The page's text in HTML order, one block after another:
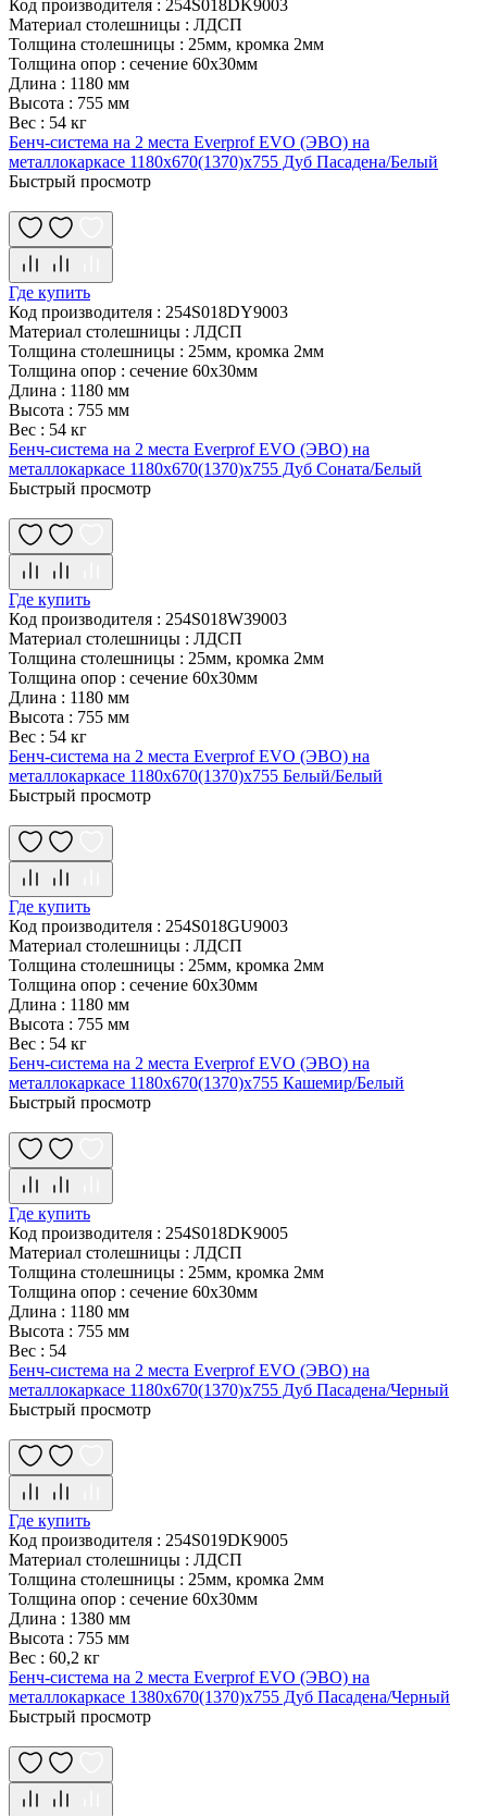
Код производителя : 254S018DK9003
Материал столешницы : ЛДСП
Толщина столешницы : 25мм, кромка 2мм
Толщина опор : сечение 60х30мм
Длина : 1180 мм
Высота : 755 мм
Вес : 54 кг
Бенч-система на 2 места Everprof EVO (ЭВО) на
металлокаркасе 1180х670(1370)x755 Дуб Пасадена/Белый
Быстрый просмотр
Где купить
Код производителя : 254S018DY9003
Материал столешницы : ЛДСП
Толщина столешницы : 25мм, кромка 2мм
Толщина опор : сечение 60х30мм
Длина : 1180 мм
Высота : 755 мм
Вес : 54 кг
Бенч-система на 2 места Everprof EVO (ЭВО) на
металлокаркасе 1180х670(1370)x755 Дуб Соната/Белый
Быстрый просмотр
Где купить
Код производителя : 254S018W39003
Материал столешницы : ЛДСП
Толщина столешницы : 25мм, кромка 2мм
Толщина опор : сечение 60х30мм
Длина : 1180 мм
Высота : 755 мм
Вес : 54 кг
Бенч-система на 2 места Everprof EVO (ЭВО) на
металлокаркасе 1180х670(1370)x755 Белый/Белый
Быстрый просмотр
Где купить
Код производителя : 254S018GU9003
Материал столешницы : ЛДСП
Толщина столешницы : 25мм, кромка 2мм
Толщина опор : сечение 60х30мм
Длина : 1180 мм
Высота : 755 мм
Вес : 54 кг
Бенч-система на 2 места Everprof EVO (ЭВО) на
металлокаркасе 1180х670(1370)x755 Кашемир/Белый
Быстрый просмотр
Где купить
Код производителя : 254S018DK9005
Материал столешницы : ЛДСП
Толщина столешницы : 25мм, кромка 2мм
Толщина опор : сечение 60х30мм
Длина : 1180 мм
Высота : 755 мм
Вес : 54
Бенч-система на 2 места Everprof EVO (ЭВО) на
металлокаркасе 1180х670(1370)x755 Дуб Пасадена/Черный
Быстрый просмотр
Где купить
Код производителя : 254S019DK9005
Материал столешницы : ЛДСП
Толщина столешницы : 25мм, кромка 2мм
Толщина опор : сечение 60х30мм
Длина : 1380 мм
Высота : 755 мм
Вес : 60,2 кг
Бенч-система на 2 места Everprof EVO (ЭВО) на
металлокаркасе 1380х670(1370)x755 Дуб Пасадена/Черный
Быстрый просмотр